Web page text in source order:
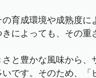
育成環境や成熟度に
によっても、その重
と豊かな風味から
です。そのため、